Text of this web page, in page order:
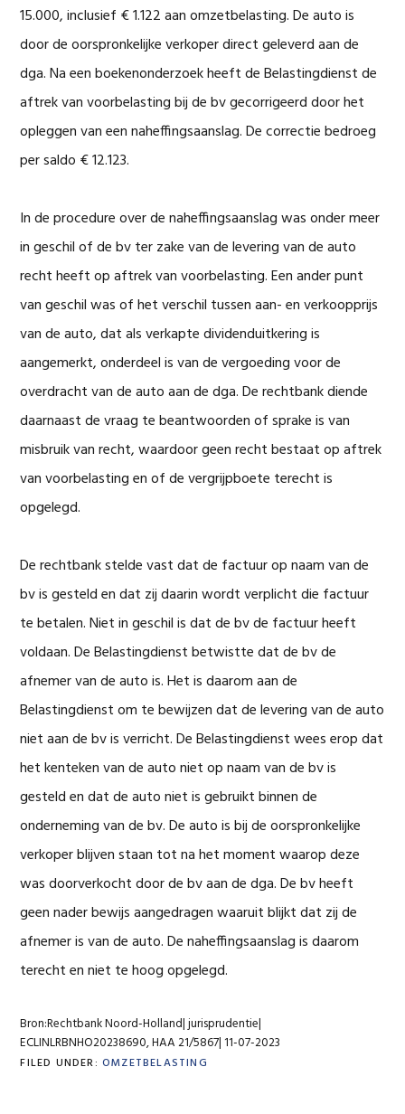
15.000, inclusief € 1.122 aan omzetbelasting. De auto is
door de oorspronkelijke verkoper direct geleverd aan de
dga. Na een boekenonderzoek heeft de Belastingdienst de
aftrek van voorbelasting bij de bv gecorrigeerd door het
opleggen van een naheffingsaanslag. De correctie bedroeg
per saldo € 12.123.
In de procedure over de naheffingsaanslag was onder meer
in geschil of de bv ter zake van de levering van de auto
recht heeft op aftrek van voorbelasting. Een ander punt
van geschil was of het verschil tussen aan- en verkoopprijs
van de auto, dat als verkapte dividenduitkering is
aangemerkt, onderdeel is van de vergoeding voor de
overdracht van de auto aan de dga. De rechtbank diende
daarnaast de vraag te beantwoorden of sprake is van
misbruik van recht, waardoor geen recht bestaat op aftrek
van voorbelasting en of de vergrijpboete terecht is
opgelegd.
De rechtbank stelde vast dat de factuur op naam van de
bv is gesteld en dat zij daarin wordt verplicht die factuur
te betalen. Niet in geschil is dat de bv de factuur heeft
voldaan. De Belastingdienst betwistte dat de bv de
afnemer van de auto is. Het is daarom aan de
Belastingdienst om te bewijzen dat de levering van de auto
niet aan de bv is verricht. De Belastingdienst wees erop dat
het kenteken van de auto niet op naam van de bv is
gesteld en dat de auto niet is gebruikt binnen de
onderneming van de bv. De auto is bij de oorspronkelijke
verkoper blijven staan tot na het moment waarop deze
was doorverkocht door de bv aan de dga. De bv heeft
geen nader bewijs aangedragen waaruit blijkt dat zij de
afnemer is van de auto. De naheffingsaanslag is daarom
terecht en niet te hoog opgelegd.
Bron:Rechtbank Noord-Holland| jurisprudentie|
ECLINLRBNHO20238690, HAA 21/5867| 11-07-2023
FILED UNDER: OMZETBELASTING